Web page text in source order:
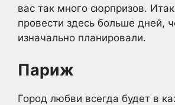
вас так много сюрпризов.
провести здесь больше дней,
изначально планировали.
Париж
Город любви всегда будет в